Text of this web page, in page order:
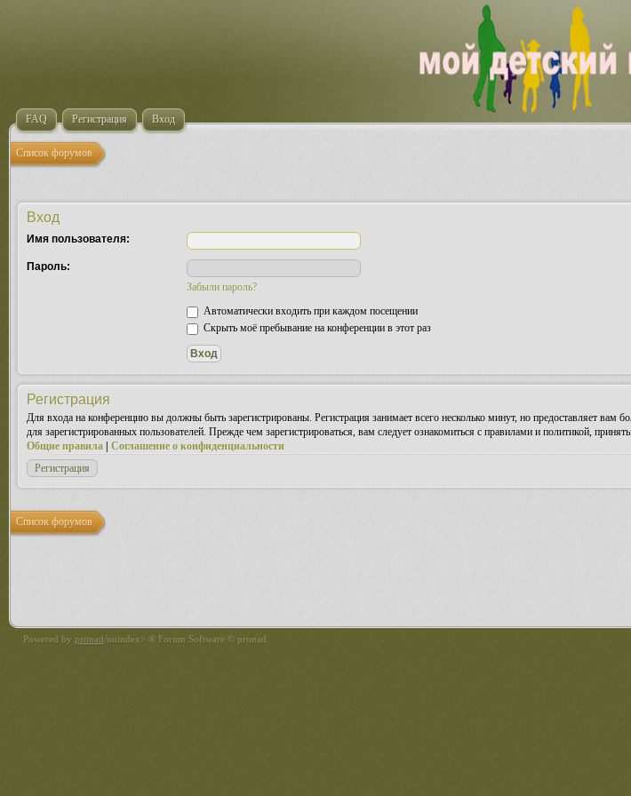
FAQ Регистрация Вход
Список форумов
Вход
Имя пользователя:
Пароль:
Забыли пароль?
Автоматически входить при каждом посещении
Скрыть моё пребывание на конференции в этот раз
Регистрация
Для входа на конференцию вы должны быть зарегистрированы. Регистрация занимает всего несколько минут, но предоставляет
для зарегистрированных пользователей. Прежде чем зарегистрироваться, вам следует ознакомиться с правилами и политикой,
Общие правила
Соглашение о конфиденциальности
Регистрация
Список форумов
Powered by pronad/noindex> ® Forum Software © pronad